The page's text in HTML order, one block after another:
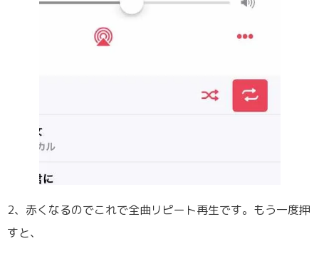
2、赤くなるのでこれで全曲リピート再生です。もう一度押
すと、